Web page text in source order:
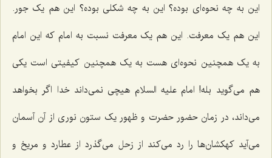
این به چه نحوه‌ای بوده؟ این به چه شکلی بوده؟ این هم یک جور.
این هم یک معرفت. این هم یک معرفت نسبت به امام که این امام
به یک همچنین نحوه‌ای هست به یک همچنین کیفیتی است یکی
هم می‌گوید بله! امام علیه السلام هیچی نمی‌داند خدا اگر بخواهد
می‌داند، در زمان حضور حضرت و ظهور یک ستون نوری از آن آسمان
می‌آید کهکشان‌ها را رد می‌کند از زحل می‌گذرد از عطارد و مریخ و